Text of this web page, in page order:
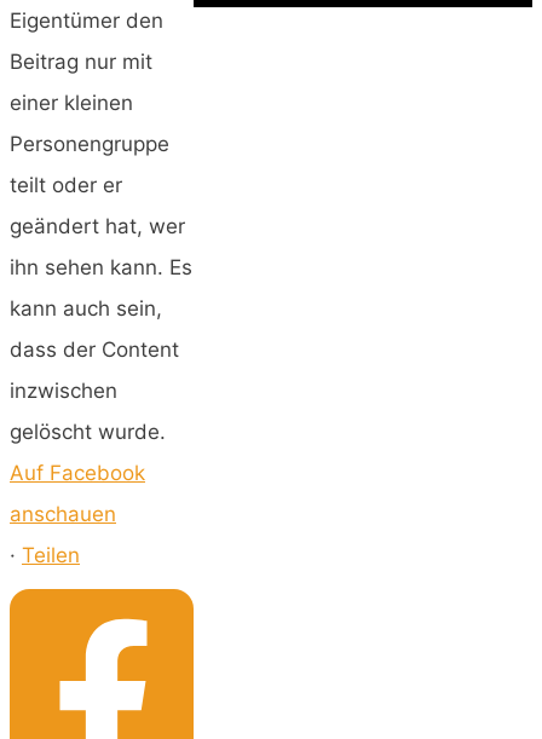
Eigentümer den
Beitrag nur mit
einer kleinen
Personengruppe
teilt oder er
geändert hat, wer
ihn sehen kann. Es
kann auch sein,
dass der Content
inzwischen
gelöscht wurde.
Auf Facebook
anschauen
· Teilen